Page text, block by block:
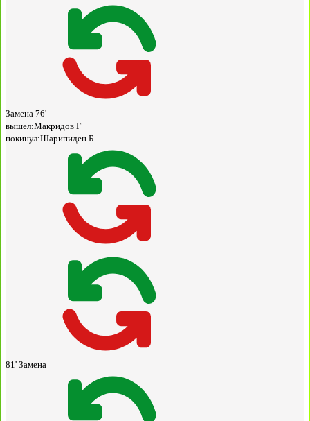
Замена 76'
вышел:Макридов Г
покинул:Шарипиден Б
81' Замена